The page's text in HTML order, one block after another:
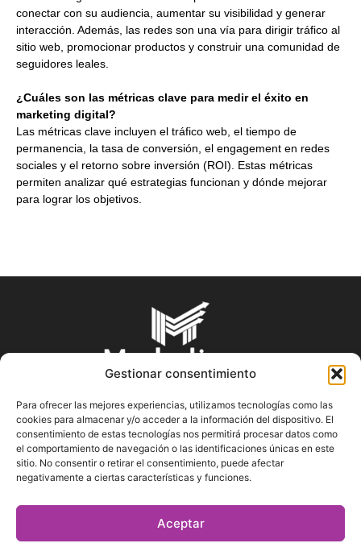
Gestionar consentimiento
Para ofrecer las mejores experiencias, utilizamos tecnologías como las
cookies para almacenar y/o acceder a la información del dispositivo. El
consentimiento de estas tecnologías nos permitirá procesar datos como
el comportamiento de navegación o las identificaciones únicas en este
sitio. No consentir o retirar el consentimiento, puede afectar
negativamente a ciertas características y funciones.
Aceptar
conectar con su audiencia, aumentar su visibilidad y generar
interacción. Además, las redes son una vía para dirigir tráfico al
sitio web, promocionar productos y construir una comunidad de
seguidores leales.
¿Cuáles son las métricas clave para medir el éxito en
marketing digital?
Las métricas clave incluyen el tráfico web, el tiempo de
permanencia, la tasa de conversión, el engagement en redes
sociales y el retorno sobre inversión (ROI). Estas métricas
permiten analizar qué estrategias funcionan y dónde mejorar
para lograr los objetivos.
SOBRE NOSOTROS
En Marketin.es encontrarás la más actualizada y veraz
información sobre el mundo del marketing; consejos